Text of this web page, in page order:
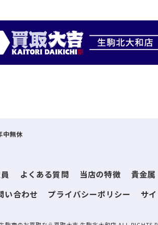
無休
よくある質問 当店の特徴 貴金属
い合わせ プライバシーポリシー サ